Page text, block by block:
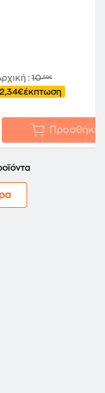
: 10,59€
2,34€έκπτωση
Προσθήκη